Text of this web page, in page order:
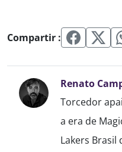
Compartir :
Renato
Torcedor
a era de
Lakers Brasil